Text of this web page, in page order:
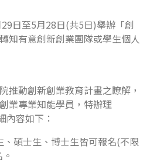
日至5月28日(共5日)舉辦「創
知有意創新創業團隊或學生個人
推動創新創業教育計畫之瞭解，
業專業知能學員，特辦理
內容如下：
碩士生、博士生皆可報名(不限